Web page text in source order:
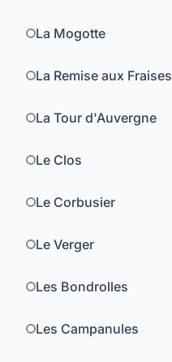
La Mogotte
La Remise aux Fraises
La Tour d'Auvergne
Le Clos
Le Corbusier
Le Verger
Les Bondrolles
Les Campanules